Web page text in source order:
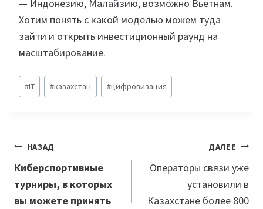
— Индонезию, Малайзию, возможно Вьетнам.
Хотим понять с какой моделью можем туда
зайти и открыть инвестиционный раунд на
масштабирование.
Метки
записи:
#IT #казахстан #цифровизация
Навигация
по
записям
НАЗАД
Киберспортивные
турниры, в которых
вы можете принять
ДАЛЕЕ
Операторы связи уже
установили в
Казахстане более 800